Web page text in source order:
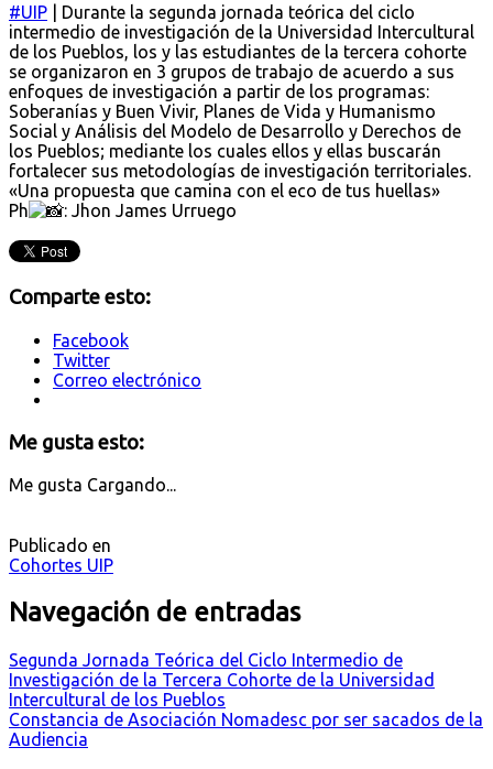
#UIP | Durante la segunda jornada teórica del ciclo
intermedio de investigación de la Universidad Intercultural
de los Pueblos, los y las estudiantes de la tercera cohorte
se organizaron en 3 grupos de trabajo de acuerdo a sus
enfoques de investigación a partir de los programas:
Soberanías y Buen Vivir, Planes de Vida y Humanismo
Social y Análisis del Modelo de Desarrollo y Derechos de
los Pueblos; mediante los cuales ellos y ellas buscarán
fortalecer sus metodologías de investigación territoriales.
«Una propuesta que camina con el eco de tus huellas»
Ph
: Jhon James Urruego
Comparte esto:
Facebook
Twitter
Correo electrónico
Me gusta esto:
Me gusta Cargando...
Publicado en
Cohortes UIP
Navegación de entradas
Segunda Jornada Teórica del Ciclo Intermedio de
Investigación de la Tercera Cohorte de la Universidad
Intercultural de los Pueblos
Constancia de Asociación Nomadesc por ser sacados de la
Audiencia